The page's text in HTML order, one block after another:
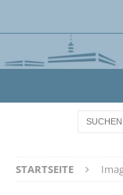
STARTSEITE